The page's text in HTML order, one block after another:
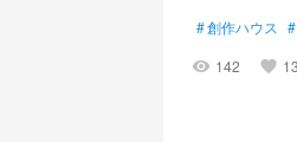
#創作ハウス #
visibility 142 favorite 13